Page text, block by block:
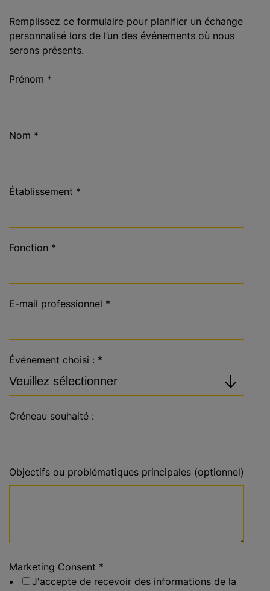
Remplissez ce formulaire pour planifier un échange
personnalisé lors de l’un des événements où nous
serons présents.
Prénom *
Nom *
Établissement *
Fonction *
E-mail professionnel *
Événement choisi : *
Créneau souhaité :
Objectifs ou problématiques principales (optionnel)
Marketing Consent *
J'accepte de recevoir des informations de la